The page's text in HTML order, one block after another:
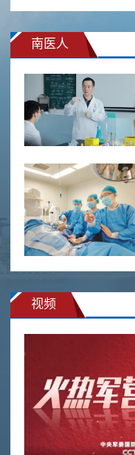
南医人
视频